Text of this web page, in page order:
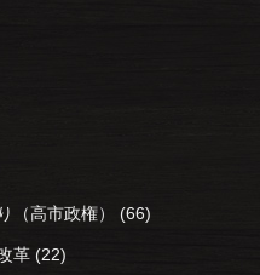
（高市政権） (66)
革 (22)